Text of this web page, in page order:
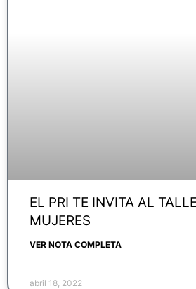
EL PRI TE INVITA AL
MUJERES
VER NOTA COMPLETA
abril 18, 2022